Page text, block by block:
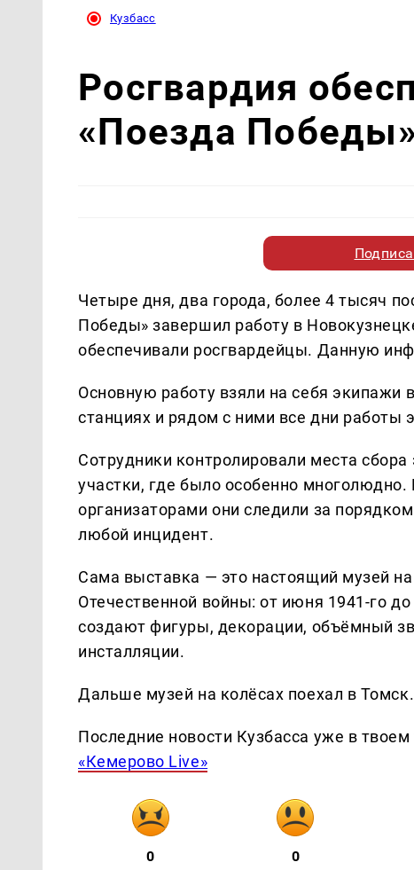
Кузбасс
Росгвардия
«Поезда
Четыре дня, два города, более 4 тысяч
Победы» завершил работу в
обеспечивали росгвардейцы. Данную
Основную работу взяли на себя
станциях и рядом с ними все дни работы
Сотрудники контролировали места
участки, где было особенно
организаторами они следили за
любой инцидент.
Сама выставка — это настоящий музей
Отечественной войны: от июня 1941-го
создают фигуры, декорации, объёмный
инсталляции.
Дальше музей на колёсах поехал в Томск.
Последние новости Кузбасса уже в
«Кемерово Live»
0 0